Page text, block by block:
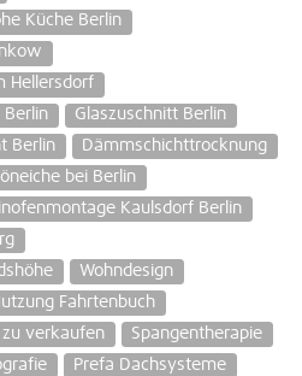
Küche Berlin
Hellersdorf
Berlin
Glaszuschnitt Berlin
Berlin
Dämmschichttrocknung
bei Berlin
Kaulsdorf Berlin
Wohndesign
Fahrtenbuch
zu verkaufen
Spangentherapie
Prefa Dachsysteme